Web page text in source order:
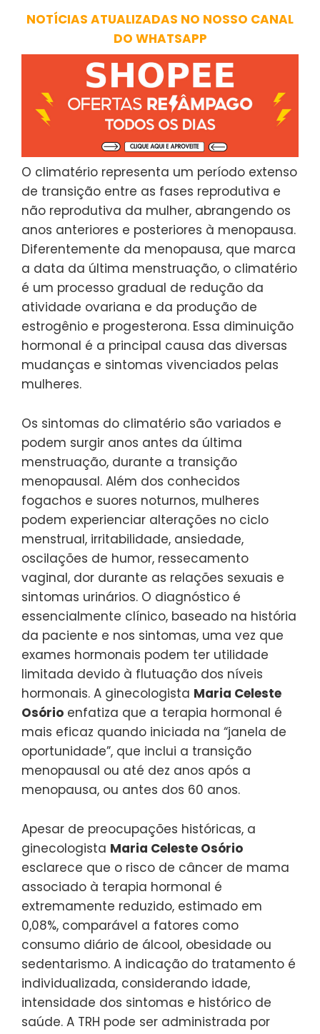
NOTÍCIAS ATUALIZADAS NO NOSSO CANAL
DO WHATSAPP
O climatério representa um período extenso
de transição entre as fases reprodutiva e
não reprodutiva da mulher, abrangendo os
anos anteriores e posteriores à menopausa.
Diferentemente da menopausa, que marca
a data da última menstruação, o climatério
é um processo gradual de redução da
atividade ovariana e da produção de
estrogênio e progesterona. Essa diminuição
hormonal é a principal causa das diversas
mudanças e sintomas vivenciados pelas
mulheres.
Os sintomas do climatério são variados e
podem surgir anos antes da última
menstruação, durante a transição
menopausal. Além dos conhecidos
fogachos e suores noturnos, mulheres
podem experienciar alterações no ciclo
menstrual, irritabilidade, ansiedade,
oscilações de humor, ressecamento
vaginal, dor durante as relações sexuais e
sintomas urinários. O diagnóstico é
essencialmente clínico, baseado na história
da paciente e nos sintomas, uma vez que
exames hormonais podem ter utilidade
limitada devido à flutuação dos níveis
hormonais. A ginecologista Maria Celeste
Osório enfatiza que a terapia hormonal é
mais eficaz quando iniciada na “janela de
oportunidade”, que inclui a transição
menopausal ou até dez anos após a
menopausa, ou antes dos 60 anos.
Apesar de preocupações históricas, a
ginecologista Maria Celeste Osório
esclarece que o risco de câncer de mama
associado à terapia hormonal é
extremamente reduzido, estimado em
0,08%, comparável a fatores como
consumo diário de álcool, obesidade ou
sedentarismo. A indicação do tratamento é
individualizada, considerando idade,
intensidade dos sintomas e histórico de
saúde. A TRH pode ser administrada por